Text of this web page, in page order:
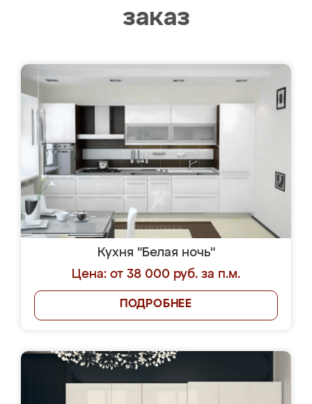
заказ
Кухня "Белая ночь"
Цена: от 38 000 руб. за п.м.
ПОДРОБНЕЕ